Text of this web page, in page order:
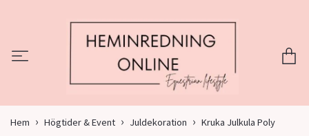
Hem Högtider & Event Juldekoration Kruka Julkula Poly